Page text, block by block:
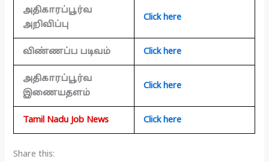
அதிகாரப்பூர்வ
அறிவிப்பு
Click here
விண்ணப்ப படிவம் Click here
அதிகாரப்பூர்வ
இணையதளம்
Click here
Tamil Nadu Job News Click here
Share this: